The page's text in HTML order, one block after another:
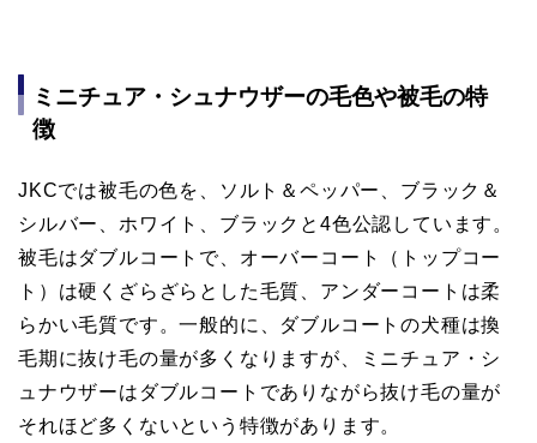
ミニチュア・シュナウザーの毛色や被毛の特
徴
JKCでは被毛の色を、ソルト＆ペッパー、ブラック＆
シルバー、ホワイト、ブラックと4色公認しています。
被毛はダブルコートで、オーバーコート（トップコー
ト）は硬くざらざらとした毛質、アンダーコートは柔
らかい毛質です。一般的に、ダブルコートの犬種は換
毛期に抜け毛の量が多くなりますが、ミニチュア・シ
ュナウザーはダブルコートでありながら抜け毛の量が
それほど多くないという特徴があります。